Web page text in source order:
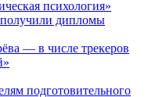
психология»
получили дипломы
— в числе трекеров
подготовительного